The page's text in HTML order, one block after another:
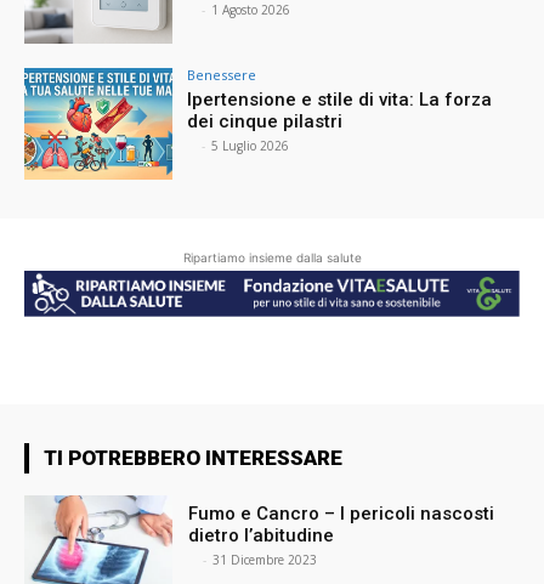
- 1 Agosto 2026
Benessere
Ipertensione e stile di vita: La forza
dei cinque pilastri
- 5 Luglio 2026
Ripartiamo insieme dalla salute
TI POTREBBERO INTERESSARE
Fumo e Cancro – I pericoli nascosti
dietro l’abitudine
- 31 Dicembre 2023